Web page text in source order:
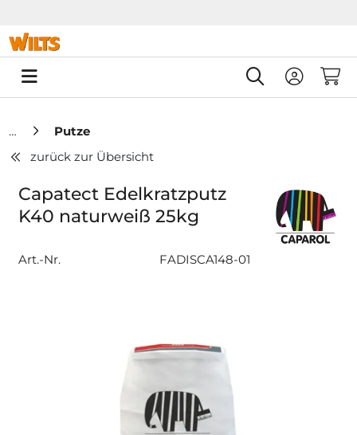
0
Putze
zurück zur Übersicht
Capatect Edelkratzputz
K40 naturweiß 25kg
Art.-Nr. FADISCA148-01